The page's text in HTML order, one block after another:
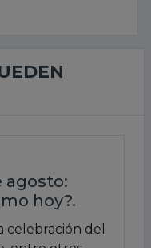
agosto:
hoy?.
celebración del